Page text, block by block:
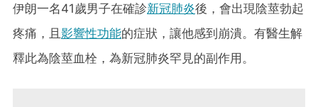
伊朗一名41歲男子在確診新冠肺炎後，會出現陰莖勃起
疼痛，且 影響性功能的症狀，讓他感到崩潰。有醫生解
釋此為陰莖血栓，為新冠肺炎罕見的副作用。